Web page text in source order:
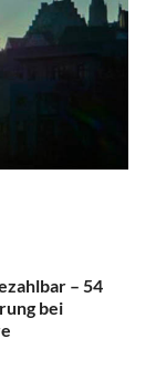
– 54
bei